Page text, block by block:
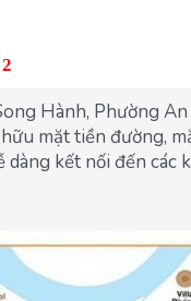
Hành, Phường
mặt tiền đường,
kết nối đến các